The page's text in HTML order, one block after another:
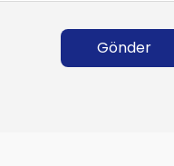
Gönder